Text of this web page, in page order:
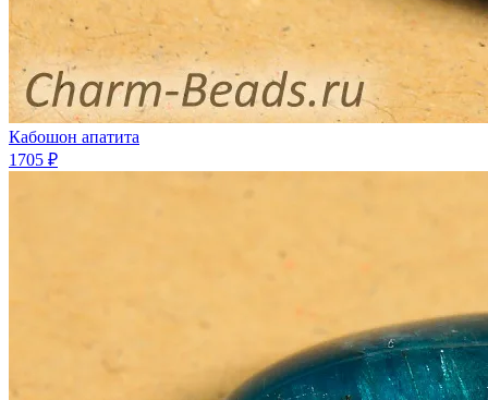
Кабошон апатита
1705 ₽